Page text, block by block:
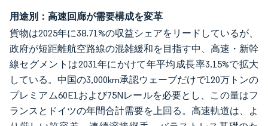
用途別：高速回廊が需要構成を変革
貨物は2025年に38.71%の収益シェアをリードしているが、
政府が短距離航空路線の混雑緩和を目指す中、高速・新幹
線セグメントは2031年にかけて年平均成長率3.15%で拡大
している。中国の3,000km承認ウェーブだけで120万トンの
プレミアム60E1および75Nレールを必要とし、この量はフ
ランスとドイツの年間合計需要を上回る。高速軌道は、よ